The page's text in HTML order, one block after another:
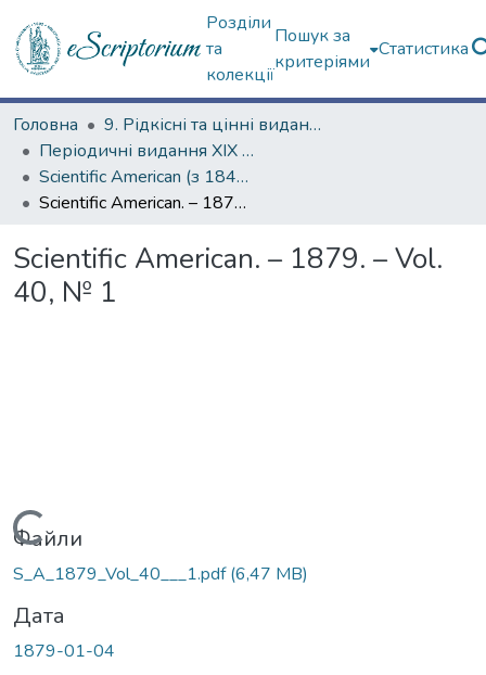
Розділи
та
колекції
Пошук за
критеріями
Статистика
Головна
9. Рідкісні та цінні видання
Періодичні видання ХІХ ст.
Scientific American (з 1845 р.)
Scientific American. – 1879. – Vol. 40, № 1
Scientific American. – 1879. – Vol.
40, № 1
Вантажиться...
Файли
S_A_1879_Vol_40___1.pdf(6,47 MB)
Дата
1879-01-04